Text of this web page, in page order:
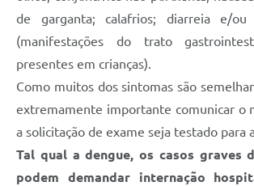
de garganta; calafrios; diarreia e/ou
(manifestações do trato
presentes em crianças).
Como muitos dos sintomas são
extremamente importante comunicar o
a solicitação de exame seja testado para
Tal qual a dengue, os casos graves
podem demandar internação